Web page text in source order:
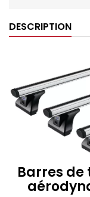
DESCRIPTION
Barres